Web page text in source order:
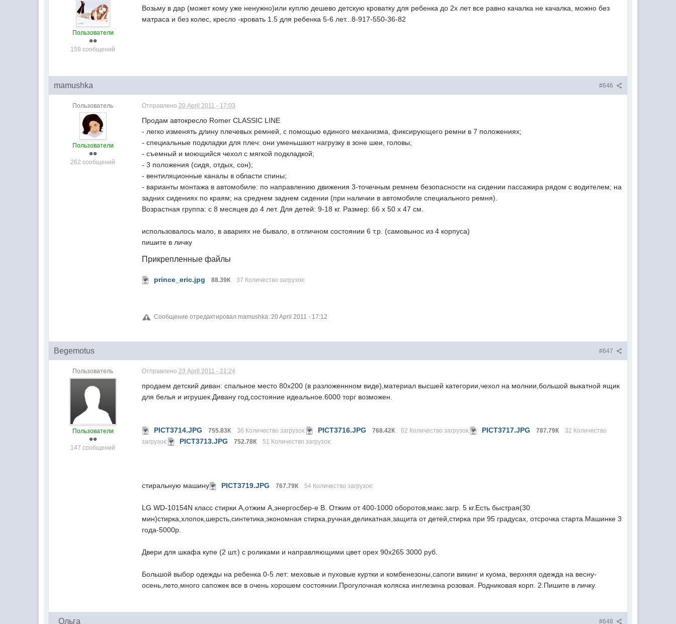
Пользователи
159 сообщений
Возьму в дар (может кому уже ненужно)или куплю дешево детскую кроватку для ребенка до 2х лет все равно качалка не качалка, можно без
матраса и без колес, кресло -кровать 1.5 для ребенка 5-6 лет...8-917-550-36-82
#646
mamushka
Пользователь
Пользователи
262 сообщений
Отправлено20 April 2011 - 17:03
Продам автокресло Romer CLASSIC LINE
- легко изменять длину плечевых ремней, с помощью единого механизма, фиксирующего ремни в 7 положениях;
- специальные подкладки для плеч: они уменьшают нагрузку в зоне шеи, головы;
- съемный и моющийся чехол с мягкой подкладкой;
- 3 положения (сидя, отдых, сон);
- вентиляционные каналы в области спины;
- варианты монтажа в автомобиле: по направлению движения 3-точечным ремнем безопасности на сидении пассажира рядом с водителем; на
задних сидениях по краям; на среднем заднем сидении (при наличии в автомобиле специального ремня).
Возрастная группа: с 8 месяцев до 4 лет. Для детей: 9-18 кг. Размер: 66 х 50 х 47 cм.
использовалось мало, в авариях не бывало, в отличном состоянии 6 т.р. (самовынос из 4 корпуса)
пишите в личку
Прикрепленные файлы
prince_eric.jpg 88.39К 37 Количество загрузок:
Сообщение отредактировал mamushka: 20 April 2011 - 17:12
#647
Begemotus
Пользователь
Пользователи
147 сообщений
Отправлено23 April 2011 - 21:24
продаем детский диван: спальное место 80х200 (в разложеннном виде),материал высшей категории,чехол на молнии,большой выкатной ящик
для белья и игрушек.Дивану год,состояние идеальное.6000 торг возможен.
PICT3714.JPG 755.83К 36 Количество загрузок: PICT3716.JPG 768.42К 62 Количество загрузок: PICT3717.JPG 787.79К
32 Количество
загрузок:
PICT3713.JPG 752.78К 51 Количество загрузок:
стиральную машину PICT3719.JPG 767.79К 54 Количество загрузок:
LG WD-10154N класс стирки А,отжим А,энергосбер-е В. Отжим от 400-1000 оборотов,макс.загр. 5 кг.Есть быстрая(30
мин)стирка,хлопок,шерсть,синтетика,экономная стирка,ручная,деликатная,защита от детей,стирка при 95 градусах, отсрочка старта.Машинке 3
года-5000р.
Двери для шкафа купе (2 шт.) с роликами и направляющими цвет орех 90х265 3000 руб.
Большой выбор одежды на ребенка 0-5 лет: меховые и пуховые куртки и комбенезоны,сапоги викинг и куома, верхняя одежда на весну-
осень,лето,много сапожек все в очень хорошем состоянии.Прогулочная коляска инглезина розовая. Родниковая корп. 2.Пишите в личку.
#648
_Ольга_